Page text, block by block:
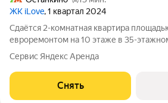
ЖК iLove, 1 квартал 2024
Сдаётся 2-комнатная квартира
евроремонтом на 10 этаже в 35-
месяцев. Из техники есть: Телевизор Духовой шкаф
Стиральная машина Холодильник Посудомоечная машина
Кондиционер Микроволновка Дом -
Сервис Яндекс Аренда
Снять